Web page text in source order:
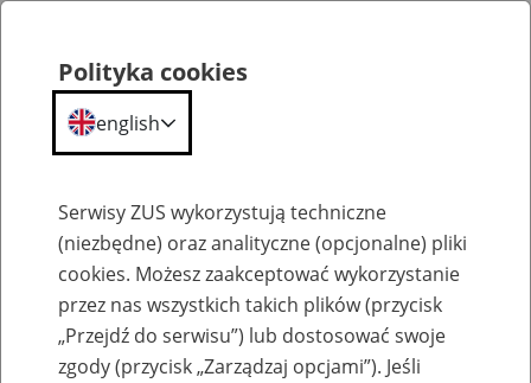
Szkolenia
Polityka cookies
english
Serwisy ZUS wykorzystują techniczne
(niezbędne) oraz analityczne (opcjonalne) pliki
cookies. Możesz zaakceptować wykorzystanie
przez nas wszystkich takich plików (przycisk
„Przejdź do serwisu”) lub dostosować swoje
zgody (przycisk „Zarządzaj opcjami”). Jeśli